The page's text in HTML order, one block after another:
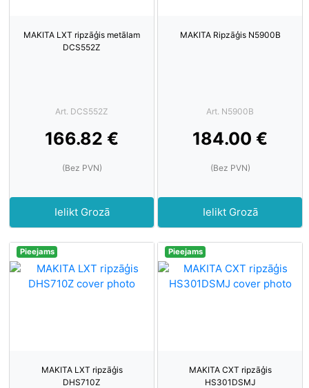
MAKITA LXT ripzāģis metālam
DCS552Z
Art. DCS552Z
166.82 €
(Bez PVN)
Ielikt Grozā
MAKITA Ripzāģis N5900B
Art. N5900B
184.00 €
(Bez PVN)
Ielikt Grozā
Pieejams
MAKITA LXT ripzāģis
DHS710Z
Pieejams
MAKITA CXT ripzāģis
HS301DSMJ